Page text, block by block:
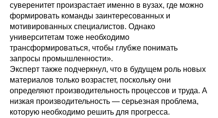
суверенитет произрастает именно в вузах, где можно
формировать команды заинтересованных и
мотивированных специалистов. Однако
университетам тоже необходимо
трансформироваться, чтобы глубже понимать
запросы промышленности».
Эксперт также подчеркнул, что в будущем роль новых
материалов только возрастет, поскольку они
определяют производительность процессов и труда. А
низкая производительность — серьезная проблема,
которую необходимо решить для прогресса.